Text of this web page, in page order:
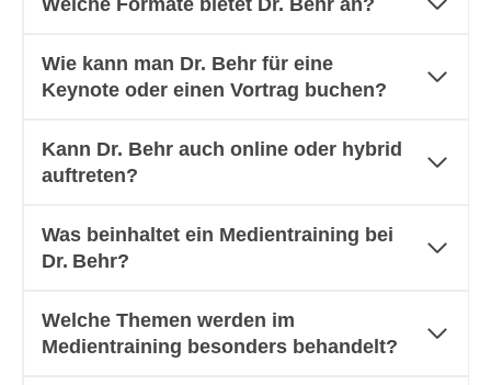
Wie kann man Dr. Behr für eine
Keynote oder einen Vortrag buchen?
Kann Dr. Behr auch online oder hybrid
auftreten?
Was beinhaltet ein Medientraining bei
Dr. Behr?
Welche Themen werden im
Medientraining besonders behandelt?